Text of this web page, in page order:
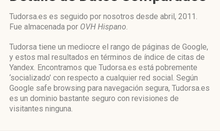
Tudorsa.es es seguido por nosotros desde abril, 2011.
Fue almacenada por OVH Hispano.
Tudorsa tiene un mediocre el rango de páginas de Google,
y estos mal resultados en términos de índice de citas de
Yandex. Encontramos que Tudorsa.es está pobremente
‘socializado’ con respecto a cualquier red social. Según
Google safe browsing para navegación segura, Tudorsa.es
es un dominio bastante seguro con revisiones de
visitantes ninguna.